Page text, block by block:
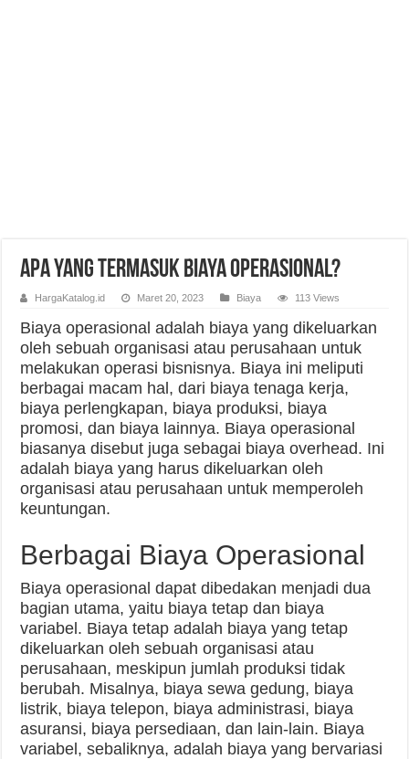
Apa yang Termasuk Biaya Operasional?
HargaKatalog.id Maret 20, 2023 Biaya 113 Views
Biaya operasional adalah biaya yang dikeluarkan
oleh sebuah organisasi atau perusahaan untuk
melakukan operasi bisnisnya. Biaya ini meliputi
berbagai macam hal, dari biaya tenaga kerja,
biaya perlengkapan, biaya produksi, biaya
promosi, dan biaya lainnya. Biaya operasional
biasanya disebut juga sebagai biaya overhead. Ini
adalah biaya yang harus dikeluarkan oleh
organisasi atau perusahaan untuk memperoleh
keuntungan.
Berbagai Biaya Operasional
Biaya operasional dapat dibedakan menjadi dua
bagian utama, yaitu biaya tetap dan biaya
variabel. Biaya tetap adalah biaya yang tetap
dikeluarkan oleh sebuah organisasi atau
perusahaan, meskipun jumlah produksi tidak
berubah. Misalnya, biaya sewa gedung, biaya
listrik, biaya telepon, biaya administrasi, biaya
asuransi, biaya persediaan, dan lain-lain. Biaya
variabel, sebaliknya, adalah biaya yang bervariasi